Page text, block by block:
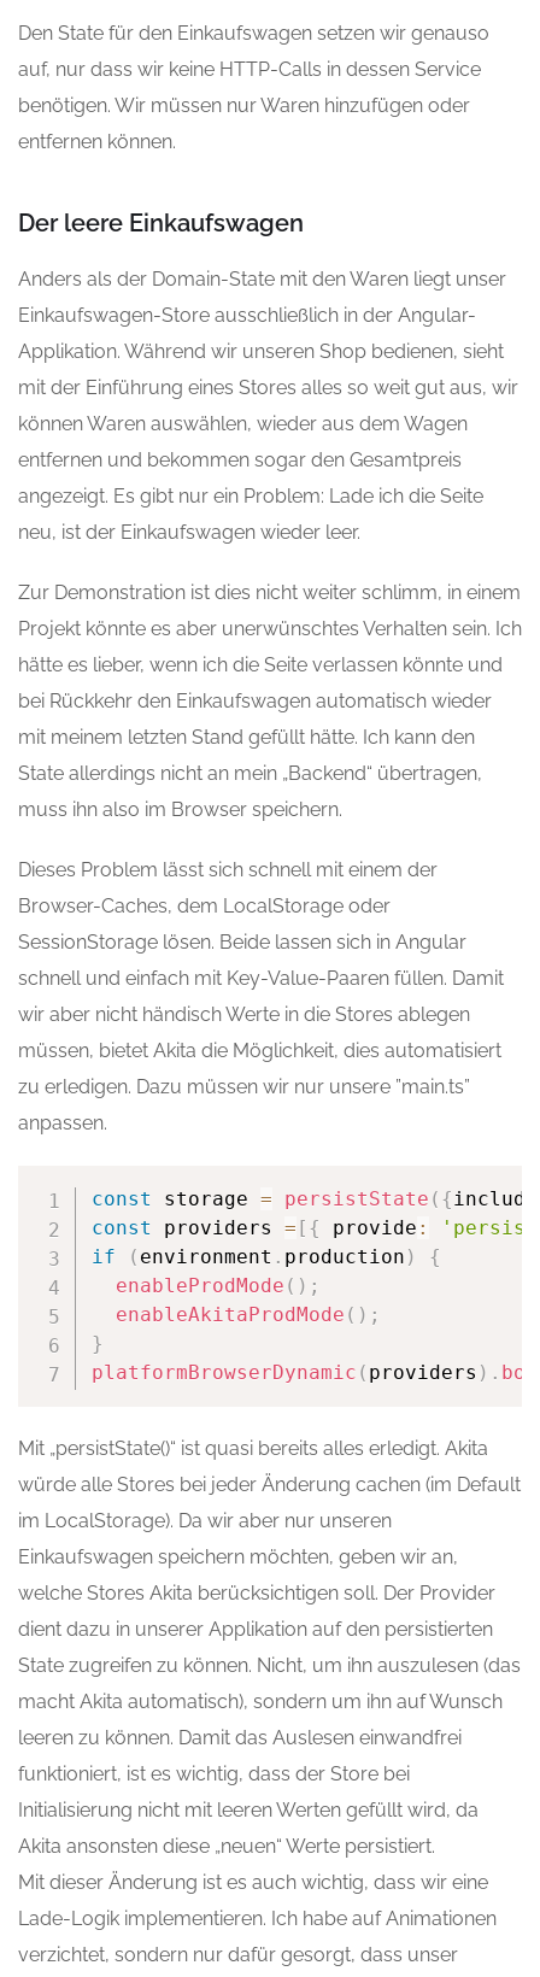
Den State für den Einkaufswagen setzen wir genauso
auf, nur dass wir keine HTTP-Calls in dessen Service
benötigen. Wir müssen nur Waren hinzufügen oder
entfernen können.
Der leere Einkaufswagen
Anders als der Domain-State mit den Waren liegt unser
Einkaufswagen-Store ausschließlich in der Angular-
Applikation. Während wir unseren Shop bedienen, sieht
mit der Einführung eines Stores alles so weit gut aus, wir
können Waren auswählen, wieder aus dem Wagen
entfernen und bekommen sogar den Gesamtpreis
angezeigt. Es gibt nur ein Problem: Lade ich die Seite
neu, ist der Einkaufswagen wieder leer.
Zur Demonstration ist dies nicht weiter schlimm, in einem
Projekt könnte es aber unerwünschtes Verhalten sein. Ich
hätte es lieber, wenn ich die Seite verlassen könnte und
bei Rückkehr den Einkaufswagen automatisch wieder
mit meinem letzten Stand gefüllt hätte. Ich kann den
State allerdings nicht an mein „Backend“ übertragen,
muss ihn also im Browser speichern.
Dieses Problem lässt sich schnell mit einem der
Browser-Caches, dem LocalStorage oder
SessionStorage lösen. Beide lassen sich in Angular
schnell und einfach mit Key-Value-Paaren füllen. Damit
wir aber nicht händisch Werte in die Stores ablegen
müssen, bietet Akita die Möglichkeit, dies automatisiert
zu erledigen. Dazu müssen wir nur unsere ”main.ts”
anpassen.
const storage = persistState ( { include
const providers = [ { provide :
if
( environment . production )
{
enableProdMode ( ) ;
enableAkitaProdMode ( ) ;
}
platformBrowserDynamic ( providers ) .
Mit „persistState()“ ist quasi bereits alles erledigt. Akita
würde alle Stores bei jeder Änderung cachen (im Default
im LocalStorage). Da wir aber nur unseren
Einkaufswagen speichern möchten, geben wir an,
welche Stores Akita berücksichtigen soll. Der Provider
dient dazu in unserer Applikation auf den persistierten
State zugreifen zu können. Nicht, um ihn auszulesen (das
macht Akita automatisch), sondern um ihn auf Wunsch
leeren zu können. Damit das Auslesen einwandfrei
funktioniert, ist es wichtig, dass der Store bei
Initialisierung nicht mit leeren Werten gefüllt wird, da
Akita ansonsten diese „neuen“ Werte persistiert.
Mit dieser Änderung ist es auch wichtig, dass wir eine
Lade-Logik implementieren. Ich habe auf Animationen
verzichtet, sondern nur dafür gesorgt, dass unser